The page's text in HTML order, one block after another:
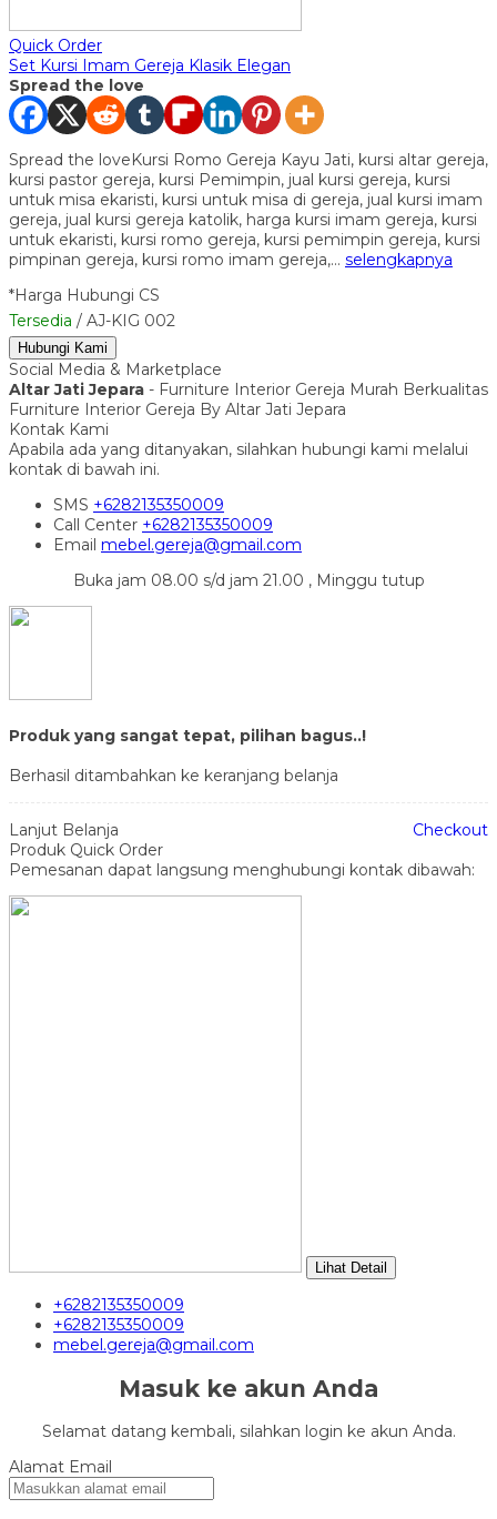
Quick Order
Set Kursi Imam Gereja Klasik Elegan
Spread the love
Spread the loveKursi Romo Gereja Kayu Jati, kursi altar gereja,
kursi pastor gereja, kursi Pemimpin, jual kursi gereja, kursi
untuk misa ekaristi, kursi untuk misa di gereja, jual kursi imam
gereja, jual kursi gereja katolik, harga kursi imam gereja, kursi
untuk ekaristi, kursi romo gereja, kursi pemimpin gereja, kursi
pimpinan gereja, kursi romo imam gereja,… selengkapnya
*Harga Hubungi CS
Tersedia / AJ-KIG 002
Hubungi Kami
Social Media & Marketplace
Altar Jati Jepara - Furniture Interior Gereja Murah Berkualitas
Furniture Interior Gereja By Altar Jati Jepara
Kontak Kami
Apabila ada yang ditanyakan, silahkan hubungi kami melalui
kontak di bawah ini.
SMS +6282135350009
Call Center +6282135350009
Email mebel.gereja@gmail.com
Buka jam 08.00 s/d jam 21.00 , Minggu tutup
Produk yang sangat tepat, pilihan bagus..!
Berhasil ditambahkan ke keranjang belanja
Lanjut Belanja
Checkout
Produk Quick Order
Pemesanan dapat langsung menghubungi kontak dibawah:
Lihat Detail
+6282135350009
+6282135350009
mebel.gereja@gmail.com
Masuk ke akun Anda
Selamat datang kembali, silahkan login ke akun Anda.
Alamat Email